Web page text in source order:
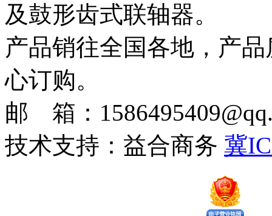
及鼓形齿式联轴器。
产品销往全国各地，产
心订购。
邮 箱：
技术支持：益合商务 冀